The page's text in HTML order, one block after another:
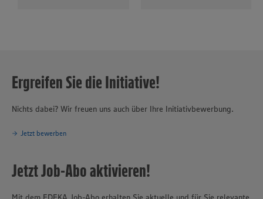
Ergreifen Sie die Initiative!
Nichts dabei? Wir freuen uns auch über Ihre Initiativbewerbung.
Jetzt bewerben
Jetzt Job-Abo aktivieren!